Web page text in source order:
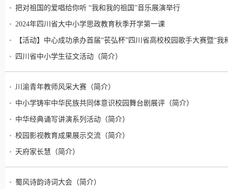
把对祖国的爱唱给你听 “我和我的祖国”音乐展演举行
2024年四川省大中小学思政教育秋季开学第一课
【活动】中心成功承办首届“苌弘杯”四川省高校校园歌手大赛暨“
四川省中小学生征文活动（简介）
川渝青年教师风采大赛（简介）
中小学铸牢中华民族共同体意识校园舞台剧展评（简介）
中华经典诵写讲演系列活动（简介）
校园影视教育成果展示交流（简介）
天府家长慧（简介）
蜀风诗韵诗词大会（简介）